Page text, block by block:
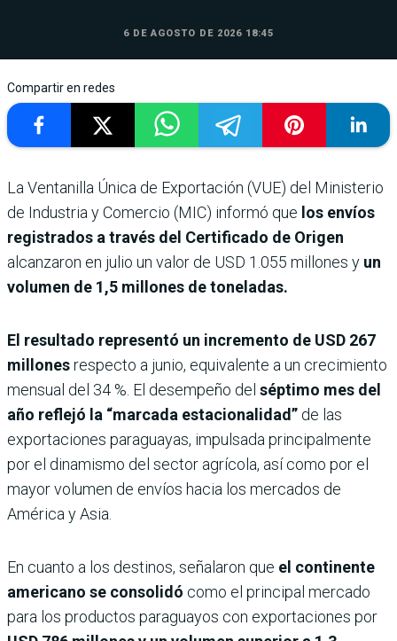
6 DE AGOSTO DE 2026 18:45
Compartir en redes
La Ventanilla Única de Exportación (VUE) del Ministerio
de Industria y Comercio (MIC) informó que los envíos
registrados a través del Certificado de Origen
alcanzaron en julio un valor de USD 1.055 millones y un
volumen de 1,5 millones de toneladas.
El resultado representó un incremento de USD 267
millonesrespecto a junio, equivalente a un crecimiento
mensual del 34 %. El desempeño del séptimo mes del
año reflejó la “marcada estacionalidad” de las
exportaciones paraguayas, impulsada principalmente
por el dinamismo del sector agrícola, así como por el
mayor volumen de envíos hacia los mercados de
América y Asia.
En cuanto a los destinos, señalaron que el continente
americano se consolidó como el principal mercado
para los productos paraguayos con exportaciones por